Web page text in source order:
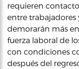
requieren
entre
demorarán más en
fuerza laboral de
con condiciones
después del